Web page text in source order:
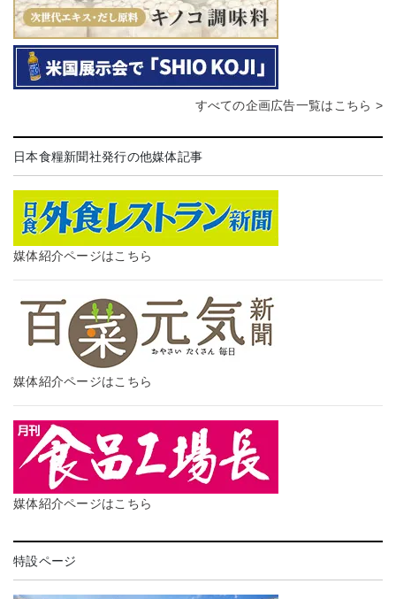
すべての企画広告一覧はこちら >
日本食糧新聞社発行の他媒体記事
媒体紹介ページはこちら
媒体紹介ページはこちら
媒体紹介ページはこちら
特設ページ